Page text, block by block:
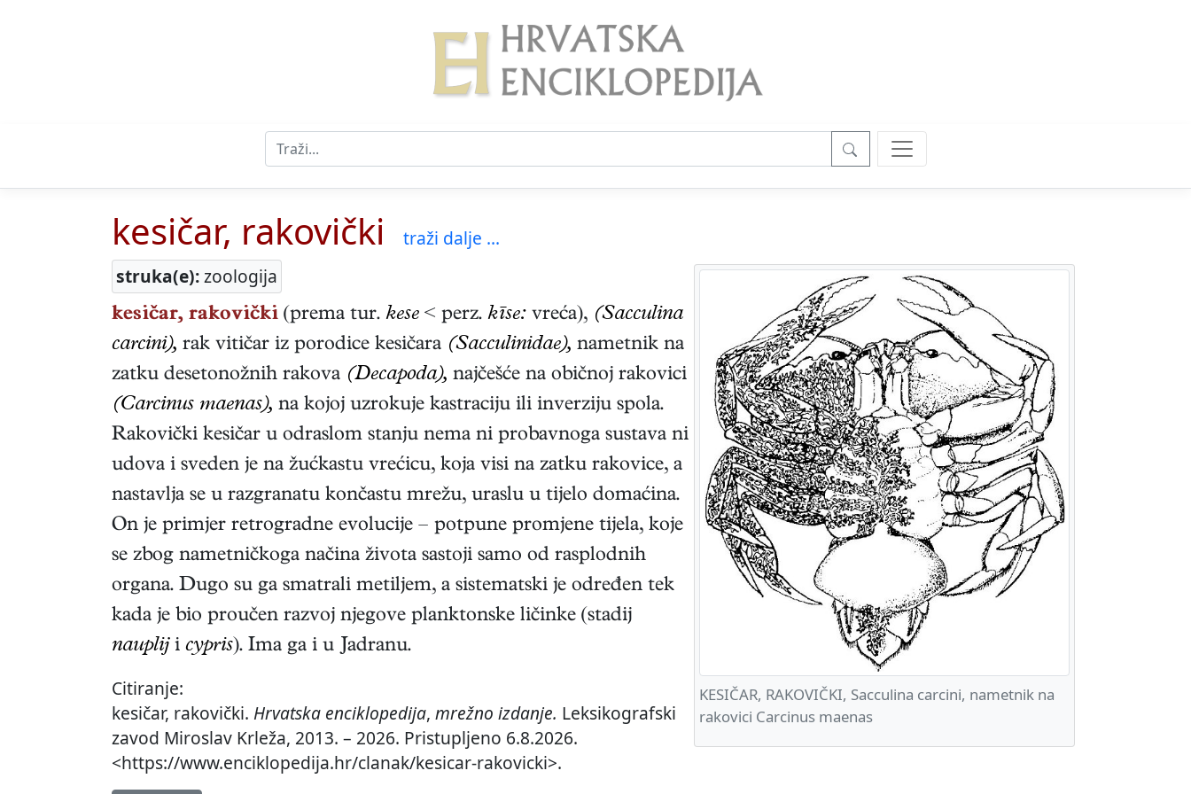
kesičar, rakovički
traži dalje ...
struka(e):zoologija
KESIČAR, RAKOVIČKI, Sacculina carcini, nametnik na
rakovici Carcinus maenas
kesičar, rakovički (prema tur. kese < perz. kīse: vreća), (Sacculina
carcini), rak vitičar iz porodice kesičara (Sacculinidae), nametnik na
zatku desetonožnih rakova (Decapoda), najčešće na običnoj rakovici
(Carcinus maenas), na kojoj uzrokuje kastraciju ili inverziju spola.
Rakovički kesičar u odraslom stanju nema ni probavnoga sustava ni
udova i sveden je na žućkastu vrećicu, koja visi na zatku rakovice, a
nastavlja se u razgranatu končastu mrežu, uraslu u tijelo domaćina.
On je primjer retrogradne evolucije – potpune promjene tijela, koje
se zbog nametničkoga načina života sastoji samo od rasplodnih
organa. Dugo su ga smatrali metiljem, a sistematski je određen tek
kada je bio proučen razvoj njegove planktonske ličinke (stadij
nauplij i cypris). Ima ga i u Jadranu.
Citiranje:
kesičar, rakovički. Hrvatska enciklopedija, mrežno izdanje. Leksikografski
zavod Miroslav Krleža, 2013. – 2026. Pristupljeno 6.8.2026.
<https://www.enciklopedija.hr/clanak/kesicar-rakovicki>.